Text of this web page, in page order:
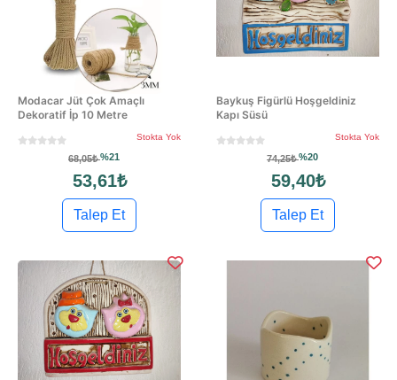
Modacar Jüt Çok Amaçlı
Dekoratif İp 10 Metre
Stokta Yok
68,05₺%21
53,61₺
Talep Et
Baykuş Figürlü Hoşgeldiniz
Kapı Süsü
Stokta Yok
74,25₺%20
59,40₺
Talep Et